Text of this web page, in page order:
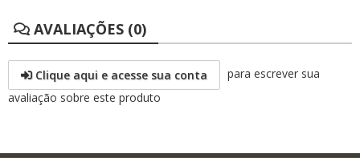
AVALIAÇÕES (0)
Clique aqui e acesse sua conta
para escrever sua
avaliação sobre este produto